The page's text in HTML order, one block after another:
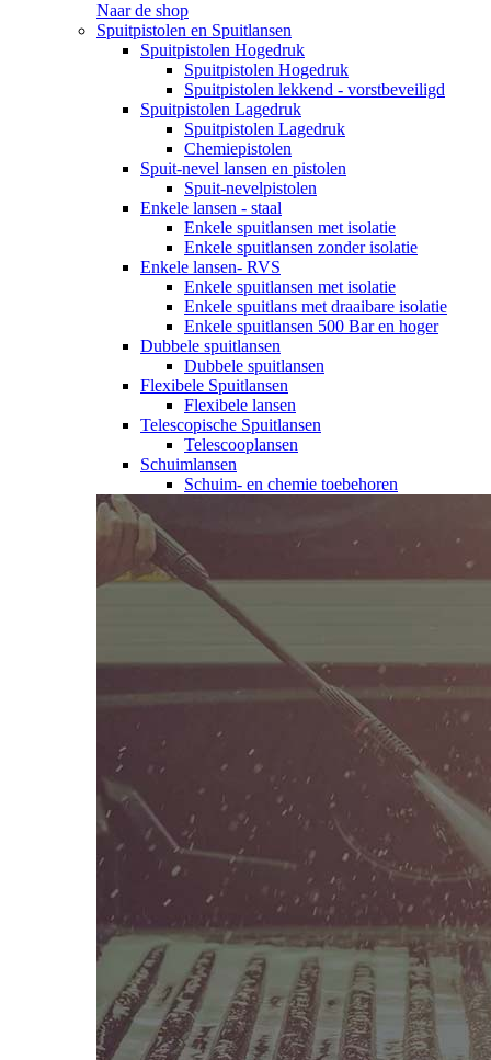
Naar de shop
Spuitpistolen en Spuitlansen
Spuitpistolen Hogedruk
Spuitpistolen Hogedruk
Spuitpistolen lekkend - vorstbeveiligd
Spuitpistolen Lagedruk
Spuitpistolen Lagedruk
Chemiepistolen
Spuit-nevel lansen en pistolen
Spuit-nevelpistolen
Enkele lansen - staal
Enkele spuitlansen met isolatie
Enkele spuitlansen zonder isolatie
Enkele lansen- RVS
Enkele spuitlansen met isolatie
Enkele spuitlans met draaibare isolatie
Enkele spuitlansen 500 Bar en hoger
Dubbele spuitlansen
Dubbele spuitlansen
Flexibele Spuitlansen
Flexibele lansen
Telescopische Spuitlansen
Telescooplansen
Schuimlansen
Schuim- en chemie toebehoren